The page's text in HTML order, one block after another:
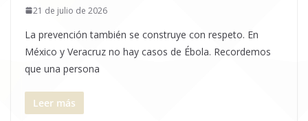
21 de julio de 2026
La prevención también se construye con respeto. En
México y Veracruz no hay casos de Ébola. Recordemos
que una persona
Leer más